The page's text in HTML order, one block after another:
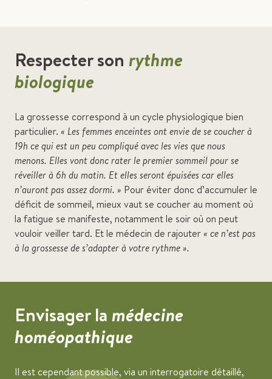
Respecter son rythme
biologique
La grossesse correspond à un cycle physiologique bien
particulier. « Les femmes enceintes ont envie de se coucher à
19h ce qui est un peu compliqué avec les vies que nous
menons. Elles vont donc rater le premier sommeil pour se
réveiller à 6h du matin. Et elles seront épuisées car elles
n’auront pas assez dormi. » Pour éviter donc d’accumuler le
déficit de sommeil, mieux vaut se coucher au moment où
la fatigue se manifeste, notamment le soir où on peut
vouloir veiller tard. Et le médecin de rajouter« ce n’est pas
à la grossesse de s’adapter à votre rythme ».
Envisager lamédecine
homéopathique
Il est cependant possible, via un interrogatoire détaillé,